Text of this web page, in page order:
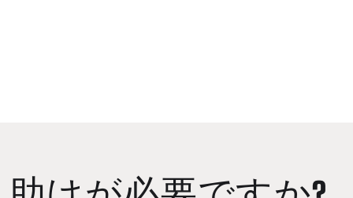
助けが必要ですか?